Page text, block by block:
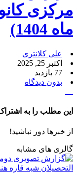
مرکزی
ماه 1404)
علی کلانتری
اکتبر 25, 2025
77 بازدید
بدون دیدگاه
این مطلب را به
از خبرها دور نباشید!
گالری های مشابه